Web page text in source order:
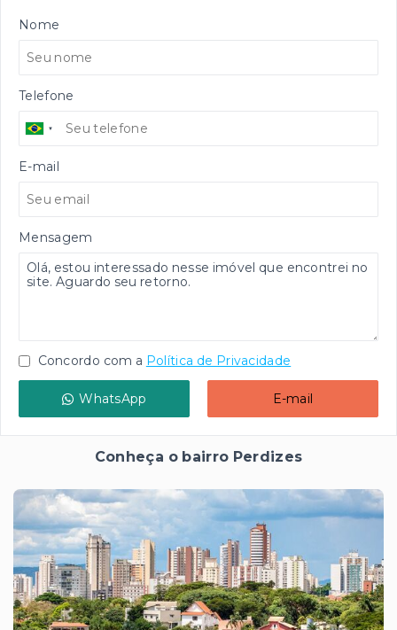
Nome
Telefone
E-mail
Mensagem
Concordo com a Política de Privacidade
WhatsApp E-mail
Conheça o bairro Perdizes